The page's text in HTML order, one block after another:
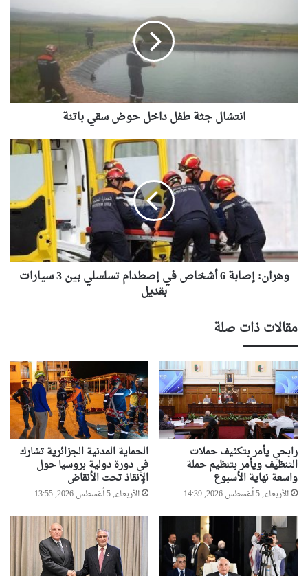
داخل
حوض
سقي
انتشال جثة طفل داخل حوض سقي باتنة
وهران:
بين
3
سيارات
وهران: إصابة 6 أشخاص في إصطدام تسلسلي بين 3 سيارات
بقديل
مقالات ذات صلة
رابحي يأمر بتكثيف حملات
التنظيف ويأمر بتنظيم حملة
واسعة نهاية الأسبوع
الأربعاء, 5 أغسطس 2026, 14:39
الحماية المدنية الجزائرية تشارك
في دورة دولية بروسيا حول
الإنقاذ تحت الأنقاض
الأربعاء, 5 أغسطس 2026, 13:55